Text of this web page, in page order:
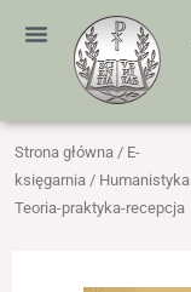
treści
Strona główna / E-
księgarnia / Humanistyka
Teoria-praktyka-recepcja